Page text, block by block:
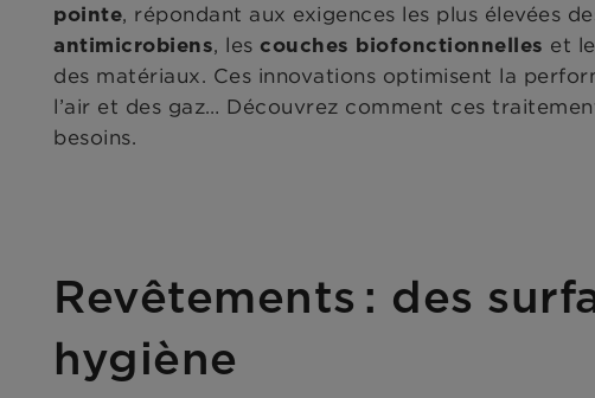
pointe, répondant aux exigences les plus élevées
antimicrobiens, les couches biofonctionnelles et
des matériaux. Ces innovations optimisent la
l’air et des gaz… Découvrez comment ces
besoins.
Revêtements : des
hygiène